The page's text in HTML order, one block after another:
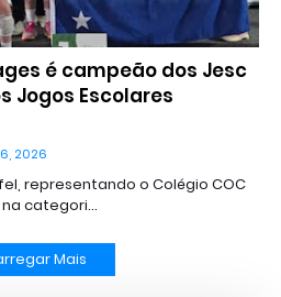
é campeão dos Jesc
Jogos Escolares
2026
representando o Colégio COC
categori…
Mais